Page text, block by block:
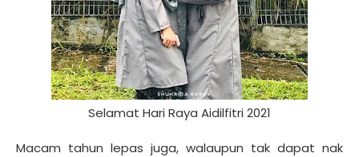
Selamat Hari Raya Aidilfitri 2021
Macam tahun lepas juga, walaupun tak dapat nak